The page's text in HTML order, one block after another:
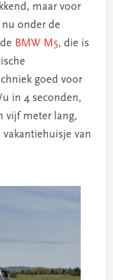
maar voor
onder de
BMW M5, die is
goed voor
u in 4 seconden,
vijf meter lang,
van